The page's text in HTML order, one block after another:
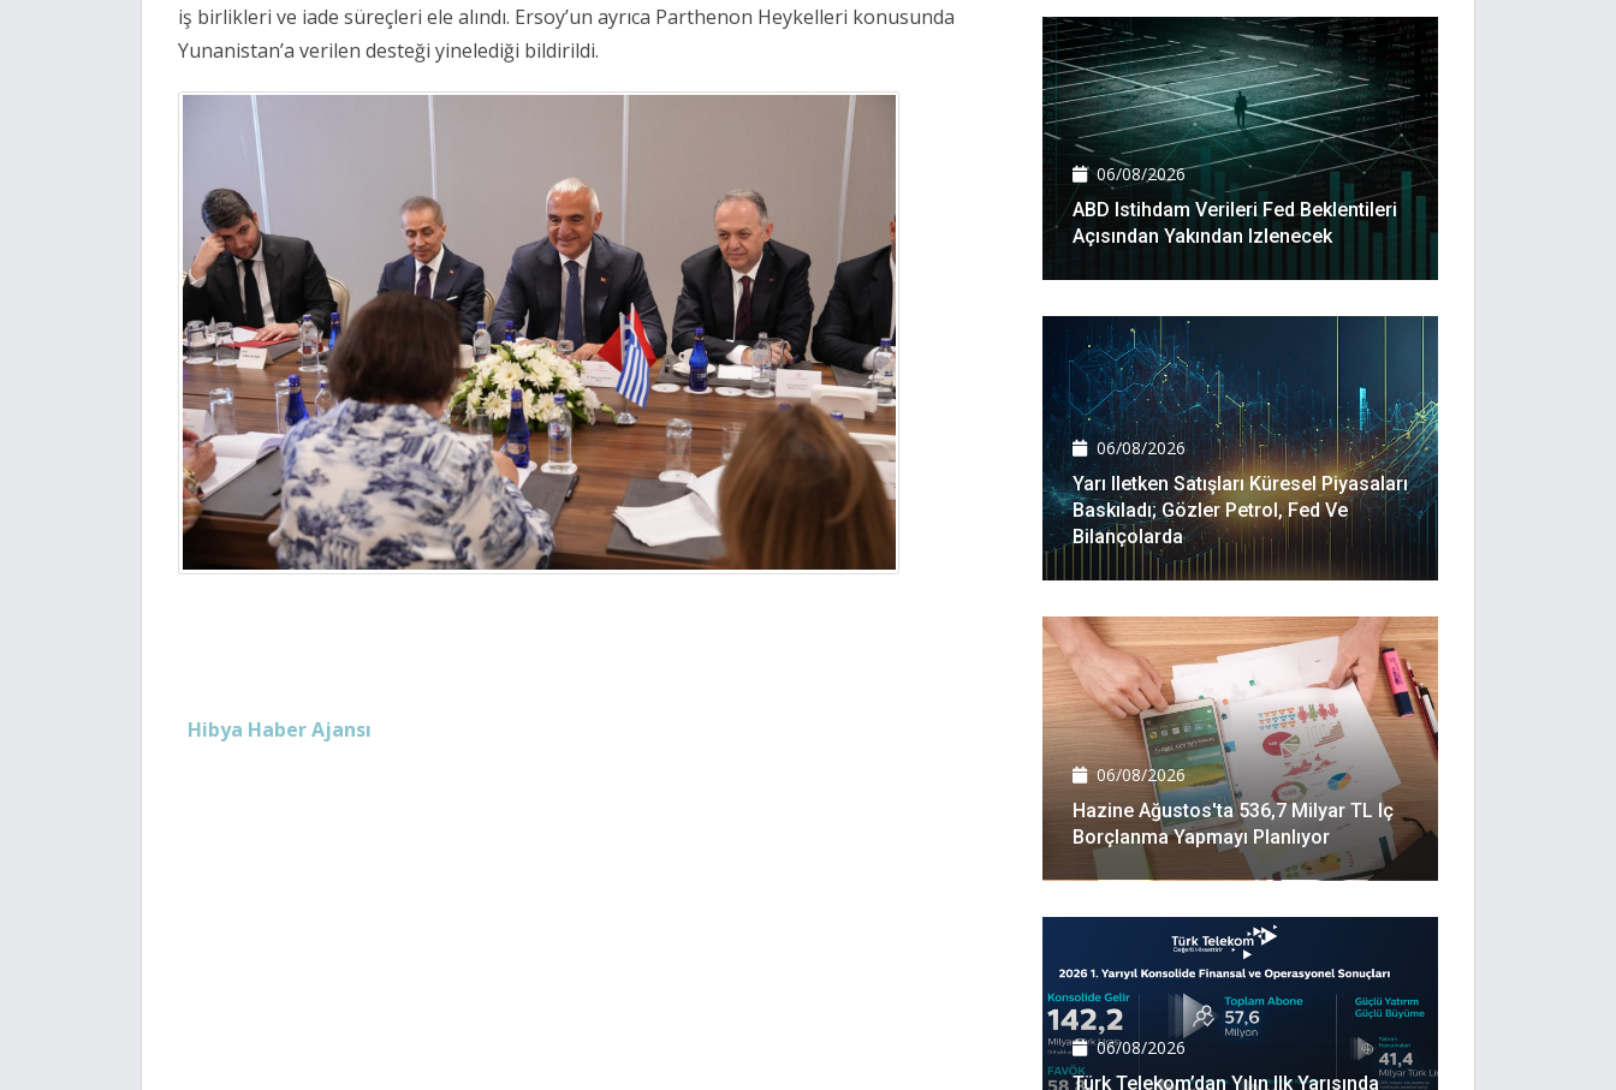
iş birlikleri ve iade süreçleri ele alındı. Ersoy’un ayrıca Parthenon Heykelleri konusunda
Yunanistan’a verilen desteği yinelediği bildirildi.
Hibya Haber Ajansı
06/08/2026
ABD Istihdam Verileri Fed Beklentileri
Açısından Yakından Izlenecek
06/08/2026
Yarı Iletken Satışları Küresel Piyasaları
Baskıladı; Gözler Petrol, Fed Ve
Bilançolarda
06/08/2026
Hazine Ağustos'ta 536,7 Milyar TL Iç
Borçlanma Yapmayı Planlıyor
06/08/2026
Türk Telekom’dan Yılın Ilk Yarısında